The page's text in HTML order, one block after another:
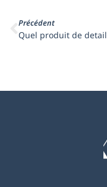
Précédent